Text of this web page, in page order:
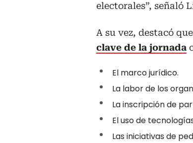
electorales”, señaló
A su vez, destacó
clave de la jornada
El marco jurídico.
La labor de los
La inscripción de
El uso de
Las iniciativas de